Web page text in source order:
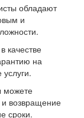
обладают
и
качестве
на
можете
и возвращение
сроки.